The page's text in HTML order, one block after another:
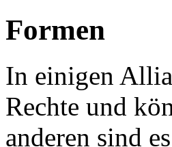
Formen
In einigen
Rechte und
anderen sind